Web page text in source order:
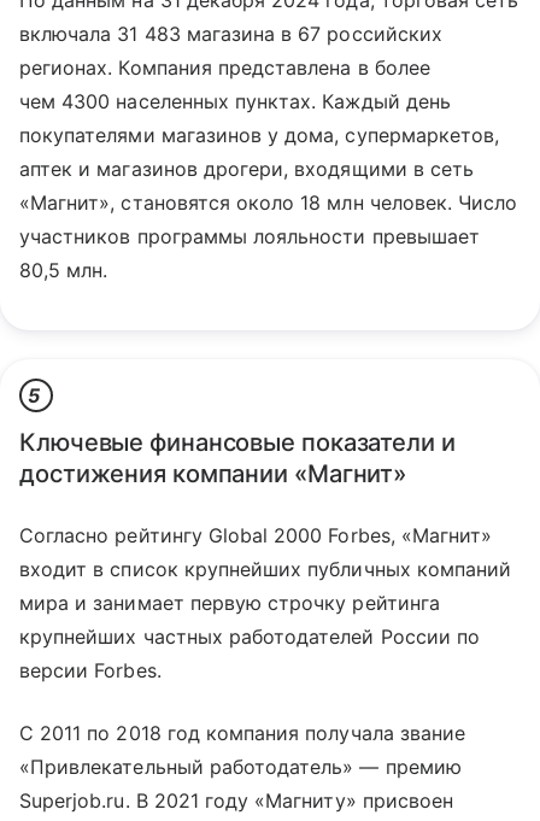
включала 31 483 магазина в 67 российских
регионах. Компания представлена в более
чем 4300 населенных пунктах. Каждый день
покупателями магазинов у дома, супермаркетов,
аптек и магазинов дрогери, входящими в сеть
«Магнит», становятся около 18 млн человек. Число
участников программы лояльности превышает
80,5 млн.
5
Ключевые финансовые показатели и
достижения компании «Магнит»
Согласно рейтингу Global 2000 Forbes, «Магнит»
входит в список крупнейших публичных компаний
мира и занимает первую строчку рейтинга
крупнейших частных работодателей России по
версии Forbes.
С 2011 по 2018 год компания получала звание
«Привлекательный работодатель» — премию
Superjob.ru. В 2021 году «Магниту» присвоен